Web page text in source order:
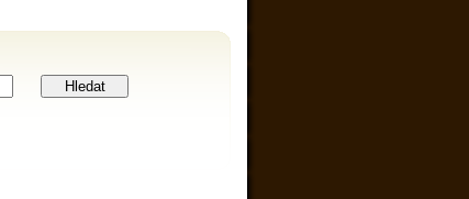
Hledat